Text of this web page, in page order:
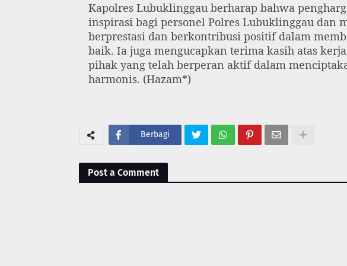
Kapolres Lubuklinggau berharap bahwa
inspirasi bagi personel Polres Lubuklinggau dan
berprestasi dan berkontribusi positif dalam
baik. Ia juga mengucapkan terima kasih atas
pihak yang telah berperan aktif dalam
harmonis. (Hazam*)
Berbagi
Post a Comment